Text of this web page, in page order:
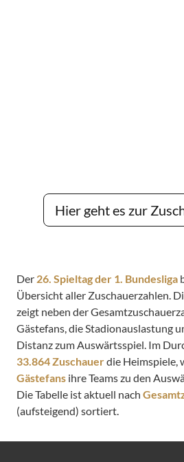
Hier geht es zur
Der 26. Spieltag der 1. Bundesliga
Übersicht aller Zuschauerzahlen.
zeigt neben der
Gästefans, die Stadionauslastung
Distanz zum Auswärtsspiel. Im
33.864 Zuschauerdie Heimspiele,
Gästefans ihre Teams zu den
Die Tabelle ist aktuell nach
(aufsteigend) sortiert.